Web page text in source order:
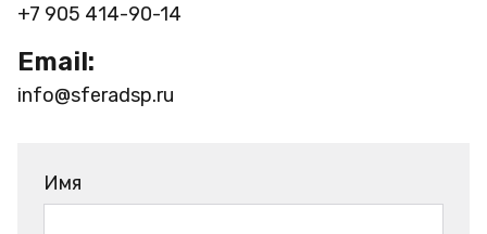
+7 905 414-90-14
Email:
info@sferadsp.ru
Имя